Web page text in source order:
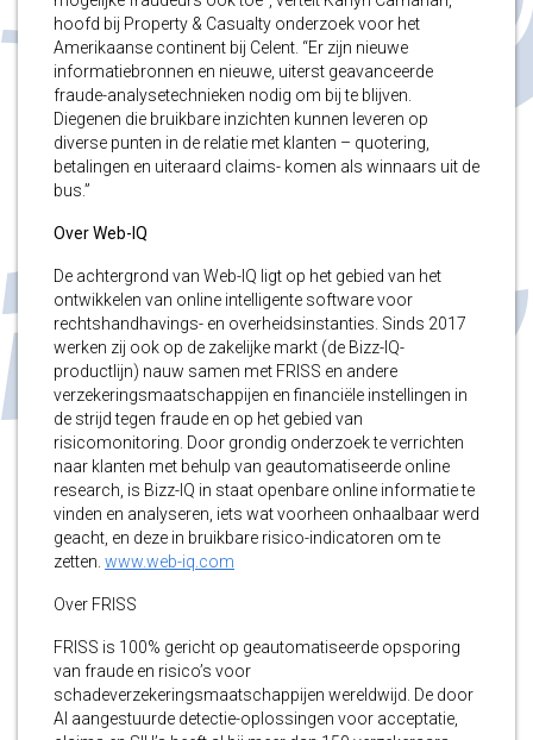
hoofd bij Property & Casualty onderzoek voor het
Amerikaanse continent bij Celent. “Er zijn nieuwe
informatiebronnen en nieuwe, uiterst geavanceerde
fraude-analysetechnieken nodig om bij te blijven.
Diegenen die bruikbare inzichten kunnen leveren op
diverse punten in de relatie met klanten – quotering,
betalingen en uiteraard claims- komen als winnaars uit de
bus.”
Over Web-IQ
De achtergrond van Web-IQ ligt op het gebied van het
ontwikkelen van online intelligente software voor
rechtshandhavings- en overheidsinstanties. Sinds 2017
werken zij ook op de zakelijke markt (de Bizz-IQ-
productlijn) nauw samen met FRISS en andere
verzekeringsmaatschappijen en financiële instellingen in
de strijd tegen fraude en op het gebied van
risicomonitoring. Door grondig onderzoek te verrichten
naar klanten met behulp van geautomatiseerde online
research, is Bizz-IQ in staat openbare online informatie te
vinden en analyseren, iets wat voorheen onhaalbaar werd
geacht, en deze in bruikbare risico-indicatoren om te
zetten. www.web-iq.com
Over FRISS
FRISS is 100% gericht op geautomatiseerde opsporing
van fraude en risico’s voor
schadeverzekeringsmaatschappijen wereldwijd. De door
AI aangestuurde detectie-oplossingen voor acceptatie,